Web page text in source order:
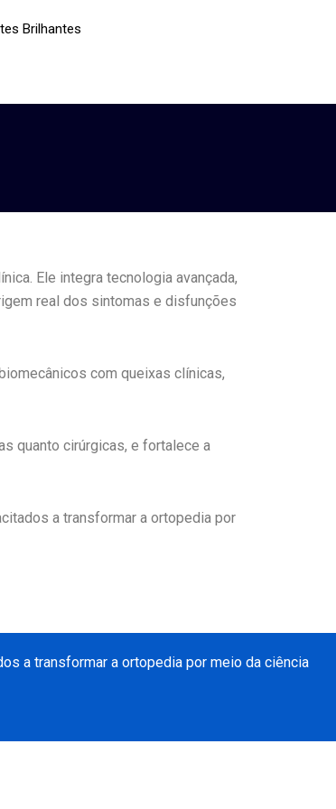
Brilhantes
Ele integra tecnologia avançada,
real dos sintomas e disfunções
com queixas clínicas,
quanto cirúrgicas, e fortalece a
a transformar a ortopedia por
a transformar a ortopedia por meio da ciência